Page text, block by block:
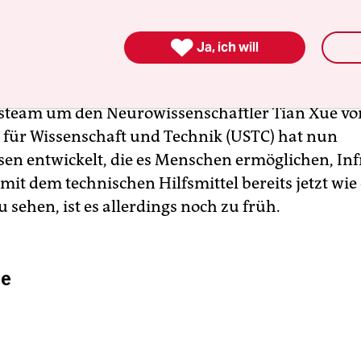
UV-Licht wahrnehmen und einige
einen Infrarotblick, der ihnen bei der Jagd
um den Neurowissenschaftler Tian Xue
Wissenschaft und Technik (USTC) hat nun
entwickelt, die es Menschen ermöglichen,
dem technischen Hilfsmittel bereits jetzt wie
sehen, ist es allerdings noch zu früh.
 Ja, ich will